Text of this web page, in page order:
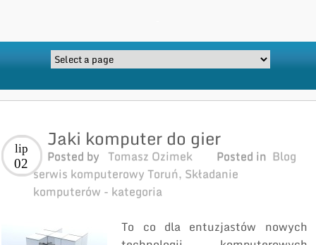
Jaki komputer do gier
lip
02 Posted by Tomasz Ozimek Posted in Blog
serwis komputerowy Toruń, Składanie
komputerów - kategoria
To co dla entuzjastów nowych